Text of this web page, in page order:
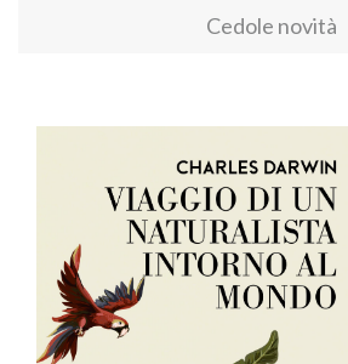
Cedole novità